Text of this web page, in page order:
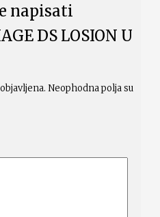
napisati
DS LOSION U
Neophodna polja su